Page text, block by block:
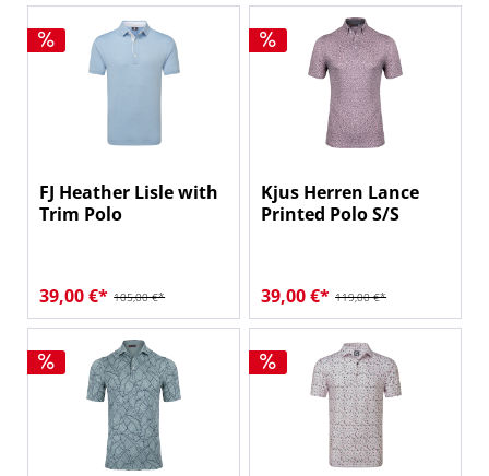
FJ Heather Lisle with
Trim Polo
105,00 €*
39,00 €*
Kjus Herren Lance
Printed Polo S/S
119,00 €*
39,00 €*